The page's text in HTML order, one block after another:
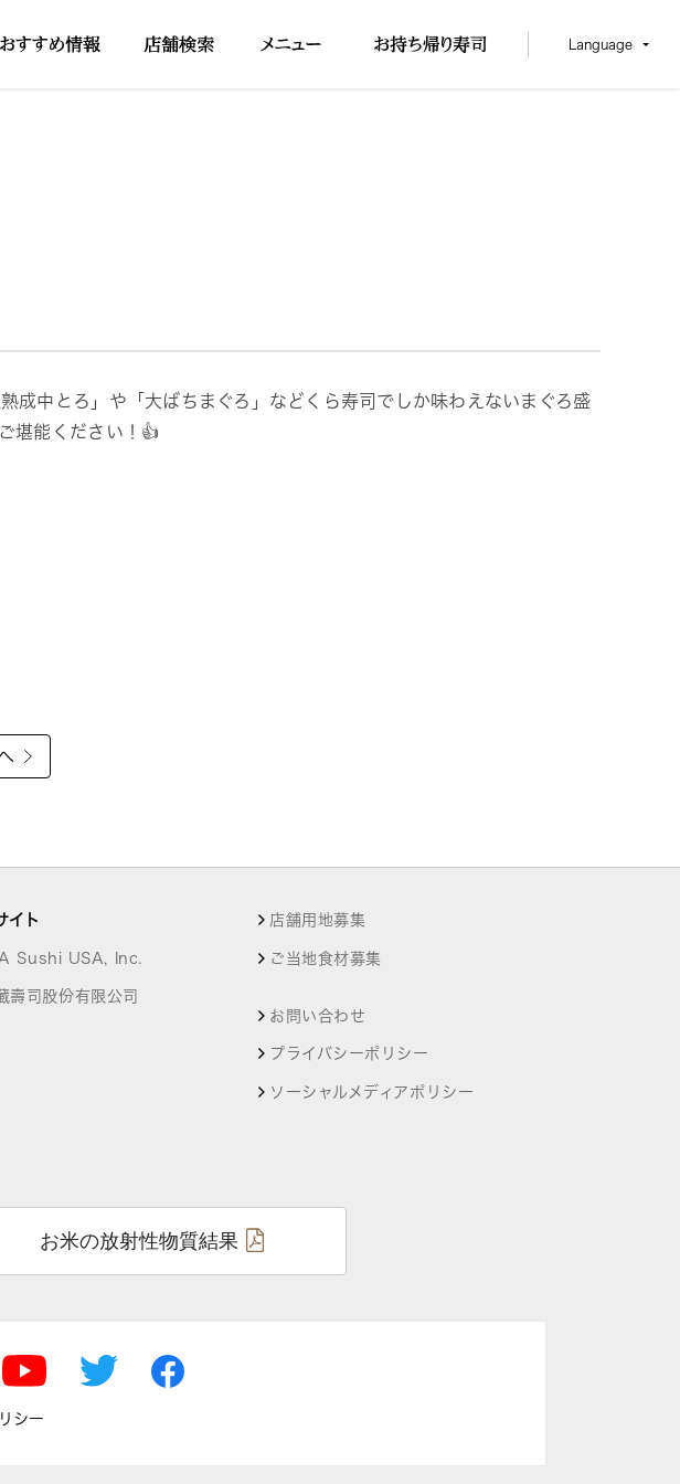
Language
成中とろ」や「大ばちまぐろ」などくら寿司でしか味わえないまぐろ盛
堪能ください！👍
イト
Sushi USA, Inc.
壽司股份有限公司
店舗用地募集
ご当地食材募集
お問い合わせ
プライバシーポリシー
ソーシャルメディアポリシー
お米の放射性物質結果
シー